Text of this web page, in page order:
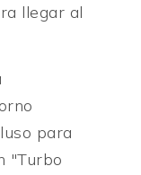
llegar al
para
"Turbo